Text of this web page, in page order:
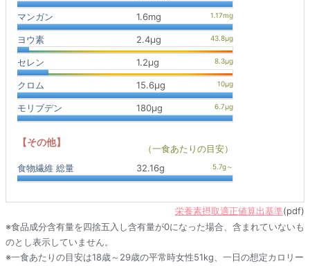
マンガン 1.6mg
ヨウ素 2.4μg
セレン 1.2μg
クロム 15.6μg
モリブデン 180μg
【その他】
（一食あたりの目安）
食物繊維 総量
32.16g
栄養素摂取適正値算出基準(pdf)
※食品成分含有量を四捨五入し含有量が0になった場合、含まれていないも
のとし表示していません。
※一食あたりの目安は18歳～29歳の平常時女性51kg、一日の想定カロリー